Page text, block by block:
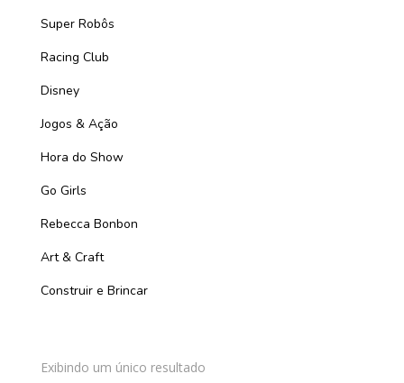
Super Robôs
Racing Club
Disney
Jogos & Ação
Hora do Show
Go Girls
Rebecca Bonbon
Art & Craft
Construir e Brincar
Exibindo um único resultado